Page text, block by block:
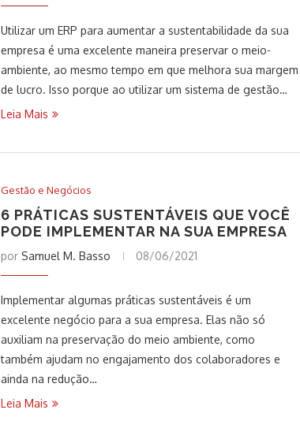
Utilizar um ERP para aumentar a sustentabilidade da sua
empresa é uma excelente maneira preservar o meio-
ambiente, ao mesmo tempo em que melhora sua margem
de lucro. Isso porque ao utilizar um sistema de gestão…
Leia Mais
Gestão e Negócios
6 PRÁTICAS SUSTENTÁVEIS QUE VOCÊ
PODE IMPLEMENTAR NA SUA EMPRESA
por Samuel M. Basso 08/06/2021
Implementar algumas práticas sustentáveis é um
excelente negócio para a sua empresa. Elas não só
auxiliam na preservação do meio ambiente, como
também ajudam no engajamento dos colaboradores e
ainda na redução…
Leia Mais